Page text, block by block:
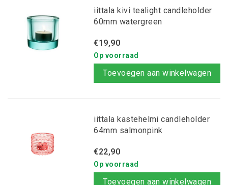
iittala kivi tealight candleholder
60mm watergreen
€19,90
Op voorraad
Toevoegen aan winkelwagen
iittala kastehelmi candleholder
64mm salmonpink
€22,90
Op voorraad
Toevoegen aan winkelwagen